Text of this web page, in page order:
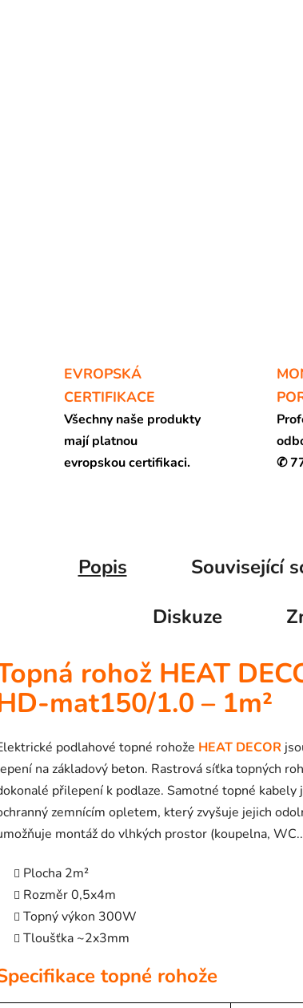
EVROPSKÁ
CERTIFIKACE
Všechny naše produkty
mají platnou
evropskou certifikaci.
✆
Popis Související
Diskuze
rohož HEAT
mat150/1.0 – 1m²
podlahové topné rohože HEAT DECOR
na základový beton. Rastrová síťka topných
přilepení k podlaze. Samotné topné kabely
zemnícím opletem, který zvyšuje jejich
montáž do vlhkých prostor (koupelna,
Plocha 2m²
Rozměr 0,5x4m
Topný výkon 300W
Tloušťka ~2x3mm
topné rohože